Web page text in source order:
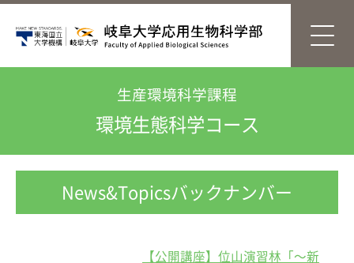
生産環境科学課程
環境生態科学コース
News&Topicsバックナンバー
【公開講座】位山演習林「～新